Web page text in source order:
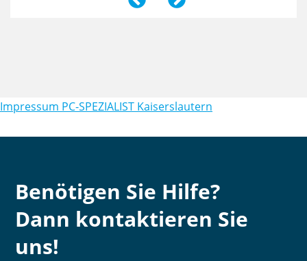
Impressum PC-SPEZIALIST Kaiserslautern
Benötigen Sie Hilfe?
Dann kontaktieren Sie
uns!